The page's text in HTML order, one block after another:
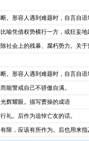
。形容人遇到难题时，自言自
喻凭借权势横行一方，或狂妄
社会上的残暴、腐朽势力。关
。形容人遇到难题时，自言自
能警戒自己不骄傲自满。
辉耀眼。描写曹操的成语
礼。后作为追悼亡友的话。
限，应该有所作为。后也用来